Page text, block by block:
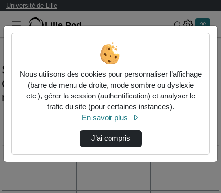
Université de Lille
Lille.Pod Rechercher
Statistiques de visualisation de la vidéo
Capsule bsl - ryma benlakehal & le stress
maternel
Titre Vue de la journée Vue du mois
Nous utilisons des cookies pour personnaliser l’affichage
(barre de menu de droite, mode sombre ou dyslexie
etc.), gérer la session (authentification) et analyser le
trafic du site (pour certaines instances).
En savoir plus
J’ai compris